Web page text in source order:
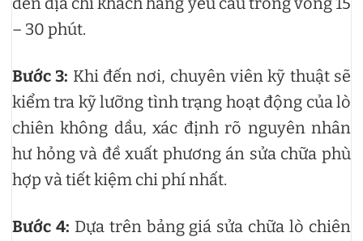
– 30 phút.
Bước 3: Khi đến nơi, chuyên viên kỹ thuật sẽ
kiểm tra kỹ lưỡng tình trạng hoạt động của lò
chiên không dầu, xác định rõ nguyên nhân
hư hỏng và đề xuất phương án sửa chữa phù
hợp và tiết kiệm chi phí nhất.
Bước 4: Dựa trên bảng giá sửa chữa lò chiên